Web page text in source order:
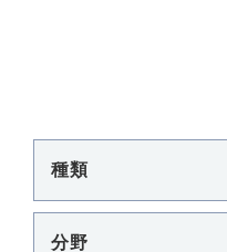
種類
分野